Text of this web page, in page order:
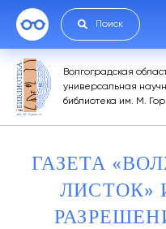
Поиск
Волгоградская
универсальная
библиотека им. М.
ГАЗЕТА
ЛИСТОК»